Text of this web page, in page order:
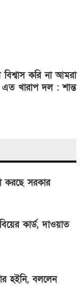
করি না আমরা
এত খারাপ দল : শান্ত
করছে সরকার
কার্ড, দাওয়াত
হইনি, বললেন